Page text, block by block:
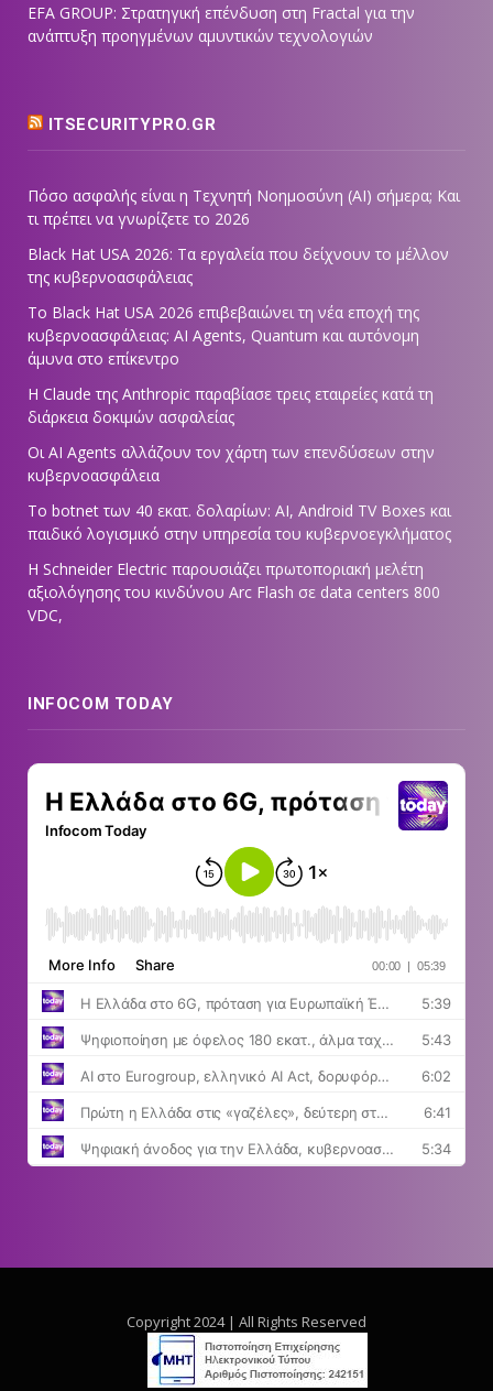
EFA GROUP: Στρατηγική επένδυση στη Fractal για την
ανάπτυξη προηγμένων αμυντικών τεχνολογιών
ITSECURITYPRO.GR
Πόσο ασφαλής είναι η Τεχνητή Νοημοσύνη (AI) σήμερα; Και
τι πρέπει να γνωρίζετε το 2026
Black Hat USA 2026: Τα εργαλεία που δείχνουν το μέλλον
της κυβερνοασφάλειας
Το Black Hat USA 2026 επιβεβαιώνει τη νέα εποχή της
κυβερνοασφάλειας: AI Agents, Quantum και αυτόνομη
άμυνα στο επίκεντρο
Η Claude της Anthropic παραβίασε τρεις εταιρείες κατά τη
διάρκεια δοκιμών ασφαλείας
Οι AI Agents αλλάζουν τον χάρτη των επενδύσεων στην
κυβερνοασφάλεια
Το botnet των 40 εκατ. δολαρίων: AI, Android TV Boxes και
παιδικό λογισμικό στην υπηρεσία του κυβερνοεγκλήματος
Η Schneider Electric παρουσιάζει πρωτοποριακή μελέτη
αξιολόγησης του κινδύνου Arc Flash σε data centers 800
VDC,
INFOCOM TODAY
Copyright 2024 | All Rights Reserved